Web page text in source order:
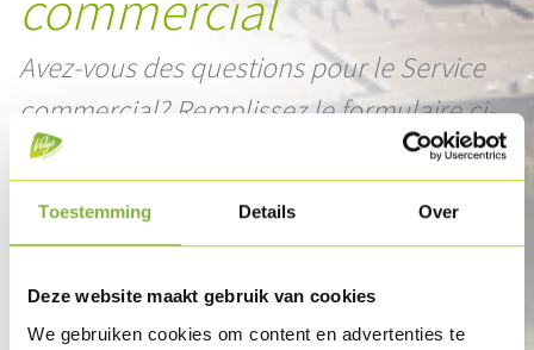
Toestemming Details Over
Deze website maakt gebruik van cookies
We gebruiken cookies om content en advertenties te
Avez-vous des questions pour le Service
commercial? Remplissez le formulaire ci-
dessous.